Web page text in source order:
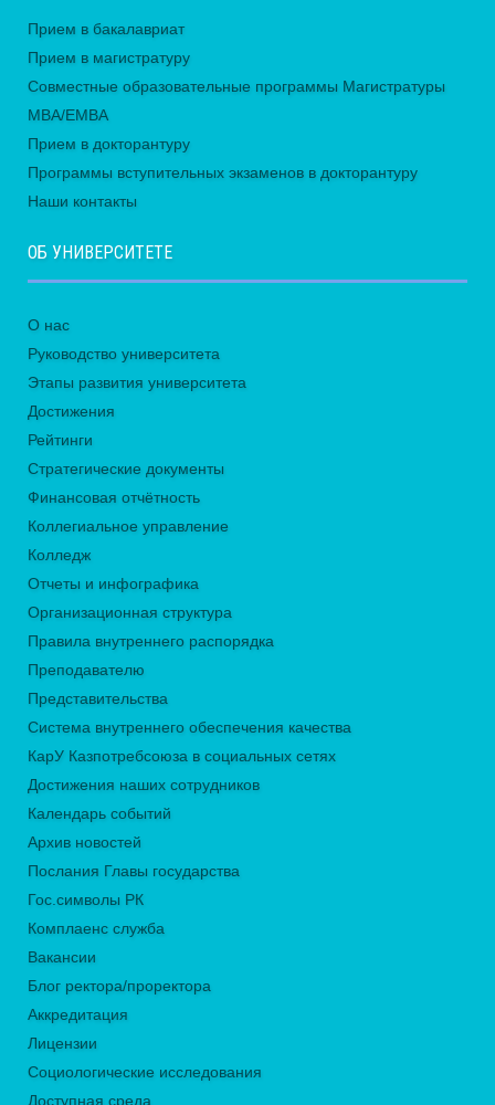
Прием в бакалавриат
Прием в магистратуру
Совместные образовательные программы Магистратуры
MBA/EMBA
Прием в докторантуру
Программы вступительных экзаменов в докторантуру
Наши контакты
ОБ УНИВЕРСИТЕТЕ
О нас
Руководство университета
Этапы развития университета
Достижения
Рейтинги
Стратегические документы
Финансовая отчётность
Коллегиальное управление
Колледж
Отчеты и инфографика
Организационная структура
Правила внутреннего распорядка
Преподавателю
Представительства
Система внутреннего обеспечения качества
КарУ Казпотребсоюза в социальных сетях
Достижения наших сотрудников
Календарь событий
Архив новостей
Послания Главы государства
Гос.символы РК
Комплаенс служба
Вакансии
Блог ректора/проректора
Аккредитация
Лицензии
Социологические исследования
Доступная среда